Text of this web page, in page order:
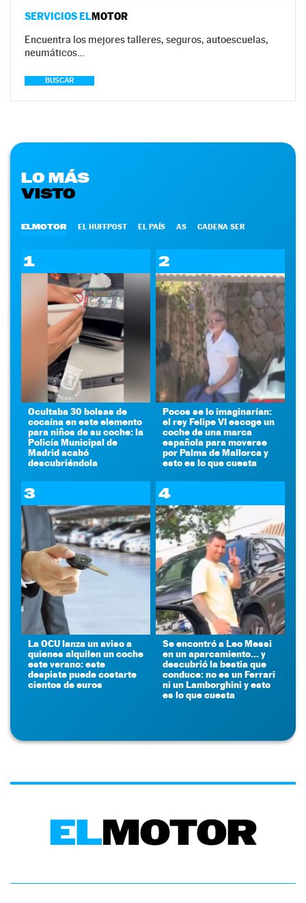
SERVICIOS ELMOTOR
Encuentra los mejores talleres, seguros, autoescuelas,
neumáticos…
BUSCAR
LO MÁS
VISTO
ELMOTOR EL HUFFPOST EL PAÍS AS CADENA SER
1
Ocultaba 30 bolsas de
cocaína en este elemento
para niños de su coche: la
Policía Municipal de
Madrid acabó
descubriéndola
2
Pocos se lo imaginarían:
el rey Felipe VI escoge un
coche de una marca
española para moverse
por Palma de Mallorca y
esto es lo que cuesta
3
La OCU lanza un aviso a
quienes alquilen un coche
este verano: este
despiste puede costarte
cientos de euros
4
Se encontró a Leo Messi
en un aparcamiento... y
descubrió la bestia que
conduce: no es un Ferrari
ni un Lamborghini y esto
es lo que cuesta